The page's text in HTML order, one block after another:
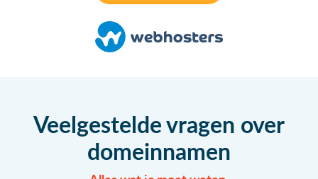
Veelgestelde vragen over
domeinnamen